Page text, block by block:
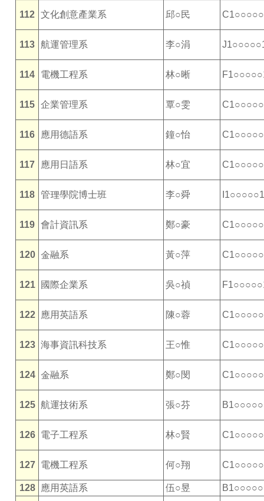
112 文化創意產業系 邱○民
113 航運管理系 李○涓
114 電機工程系 林○晰
115 企業管理系 覃○雯
116 應用德語系 鐘○怡
117 應用日語系 林○宜
118 管理學院博士班 李○舜
119 會計資訊系 鄭○豪
120 金融系 黃○萍
121 國際企業系 吳○禎
122 應用英語系 陳○蓉
123 海事資訊科技系 王○惟
124 金融系 鄭○閔
125 航運技術系 張○芬
126 電子工程系 林○賢
127 電機工程系 何○翔
128 應用英語系 伍○昱